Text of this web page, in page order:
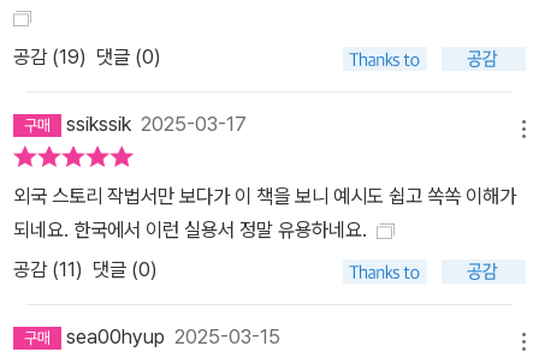
는 일이다. 질문이 바로 서야, 이야기가 바로 선다. “4줄이면 된다” 길
지고 나아가면서 수많은 방해 요소와 맞서 싸우며 변화한다. 4줄이
곧 주인공의 성장 일지이자 사건 일지인 셈이다. 〈더 글로리〉를 4줄
에 적용해 보자면 ‘학교 폭력을 당한 주인공이 원점으로 돌아가기 위
해 복수’한다는 욕망을 품고(첫째 줄-주인공의 내적 변화 발생) 결심
한 복수를 해 나가다(둘째 줄-주인공의 결심대로 전진) 가해 무리가
저지르는 방해에 맞닥뜨리고(셋째 줄-주인공의 상황과 마음이 급변
하며 심화), 우여곡절 끝에 복수에 성공하지만, 자신을 원점으로 돌릴
공감 (19) 댓글 (0)
ssikssik 2025-03-17
외국 스토리 작법서만 보다가 이 책을 보니 예시도 쉽고 쏙쏙 이해가
되네요. 한국에서 이런 실용서 정말 유용하네요.
공감 (11) 댓글 (0)
sea00hyup 2025-03-15